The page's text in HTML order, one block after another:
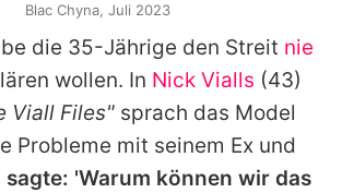
die 35-Jährige den Streit nie
wollen. In Nick Vialls (43)
Viall Files" sprach das Model
Probleme mit seinem Ex und
sagte: 'Warum können wir das
Blac Chyna, Juli 2023